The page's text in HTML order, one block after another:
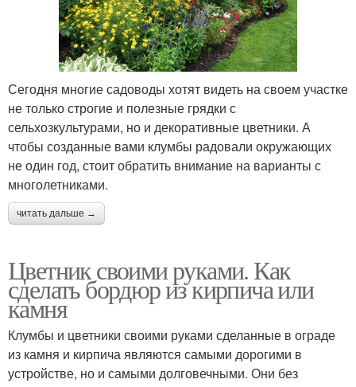
Сегодня многие садоводы хотят видеть на своем участке
не только строгие и полезные грядки с
сельхозкультурами, но и декоративные цветники. А
чтобы созданные вами клумбы радовали окружающих
не один год, стоит обратить внимание на варианты с
многолетниками.
читать дальше →
Цветник своими руками. Как
сделать бордюр из кирпича или
камня
Клумбы и цветники своими руками сделанные в ограде
из камня и кирпича являются самыми дорогими в
устройстве, но и самыми долговечными. Они без